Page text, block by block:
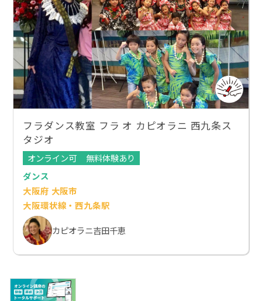
フラダンス教室 フラ オ カピオラニ 西九条ス
タジオ
オンライン可
無料体験あり
ダンス
大阪府 大阪市
大阪環状線・西九条駅
カピオラニ吉田千恵